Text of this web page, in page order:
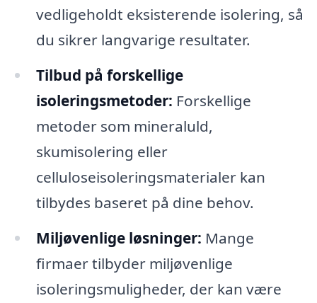
vedligeholdt eksisterende isolering, så
du sikrer langvarige resultater.
Tilbud på forskellige
isoleringsmetoder: Forskellige
metoder som mineraluld,
skumisolering eller
celluloseisoleringsmaterialer kan
tilbydes baseret på dine behov.
Miljøvenlige løsninger: Mange
firmaer tilbyder miljøvenlige
isoleringsmuligheder, der kan være